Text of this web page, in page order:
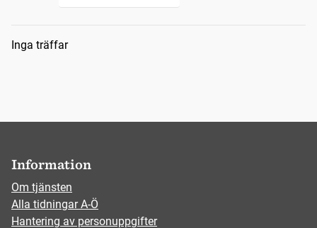
Sökresultat
Inga träffar
Information
Om tjänsten
Alla tidningar A-Ö
Hantering av personuppgifter